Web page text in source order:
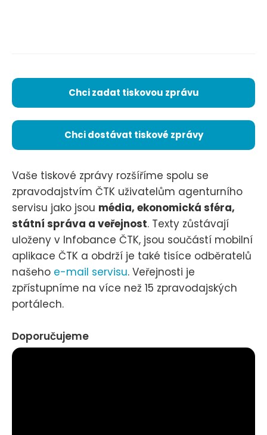
Chci zadat tiskovou zprávu
Chci dostávat tiskové zprávy
Vaše tiskové zprávy rozšíříme spolu se
zpravodajstvím ČTK uživatelům agenturního
servisu jako jsou média, ekonomická sféra,
státní správa a veřejnost. Texty zůstávají
uloženy v Infobance ČTK, jsou součástí mobilní
aplikace ČTK a obdrží je také tisíce odběratelů
našeho e-mail servisu. Veřejnosti je
zpřístupníme na více než 15 zpravodajských
portálech.
Doporučujeme